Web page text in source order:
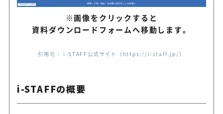
※画像をクリックすると
資料ダウンロードフォームへ移動します。
引用元： i-STAFF公式サイト（https://i-staff.jp/）
i-STAFFの概要